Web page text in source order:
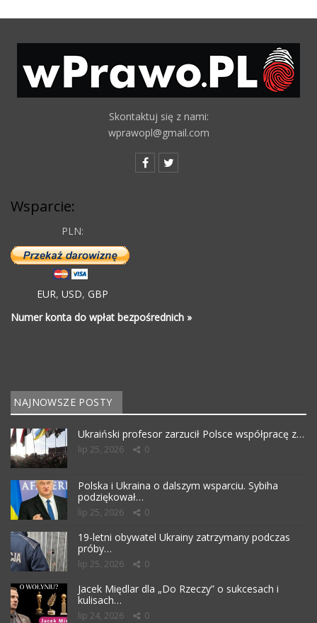
Skontaktuj się z nami:
wprawopl@gmail.com
Wsparcie:
PLN:
EUR, USD, GBP
Numer konta do wpłat bezpośrednich »
NAJNOWSZE POSTY
Ukraiński profesor zarzucił Polsce współpracę z…
lip 25, 2026 0
Polska i Ukraina o dalszym wsparciu. Sybiha
podziękował…
lip 25, 2026 0
19-letni obywatel Ukrainy zatrzymany podczas
próby…
lip 25, 2026 0
Jacek Międlar dla „Do Rzeczy” o sukcesach i
kulisach…
lip 24, 2026 0